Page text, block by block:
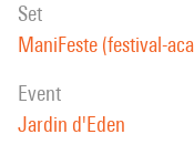
set
ManiFeste (festival-
event
Jardin d'Eden